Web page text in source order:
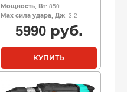
Мощность, Вт: 850
Мах сила удара, Дж: 3.2
5990руб.
КУПИТЬ